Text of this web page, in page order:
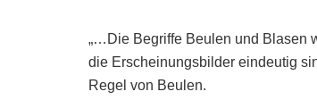
„…Die Begriffe Beulen und Blasen
die Erscheinungsbilder eindeutig
Regel von Beulen.